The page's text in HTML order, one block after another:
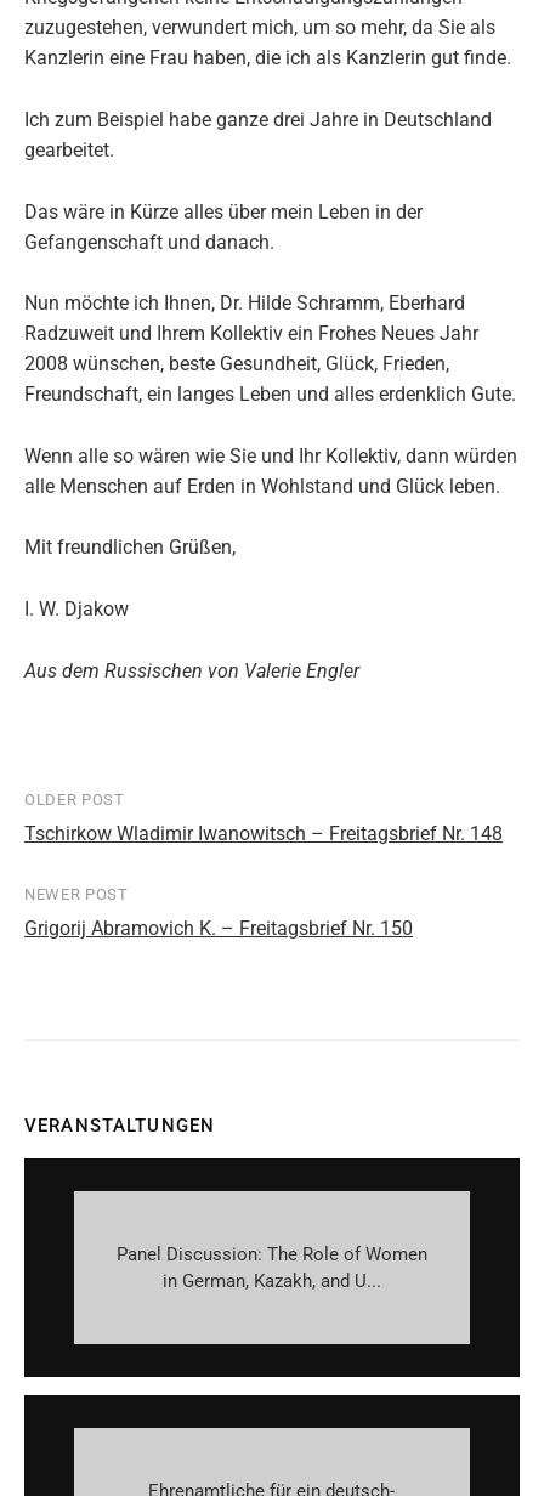
zuzugestehen, verwundert mich, um so mehr, da Sie als
Kanzlerin eine Frau haben, die ich als Kanzlerin gut finde.
Ich zum Beispiel habe ganze drei Jahre in Deutschland
gearbeitet.
Das wäre in Kürze alles über mein Leben in der
Gefangenschaft und danach.
Nun möchte ich Ihnen, Dr. Hilde Schramm, Eberhard
Radzuweit und Ihrem Kollektiv ein Frohes Neues Jahr
2008 wünschen, beste Gesundheit, Glück, Frieden,
Freundschaft, ein langes Leben und alles erdenklich Gute.
Wenn alle so wären wie Sie und Ihr Kollektiv, dann würden
alle Menschen auf Erden in Wohlstand und Glück leben.
Mit freundlichen Grüßen,
I. W. Djakow
Aus dem Russischen von Valerie Engler
Post
navigation
OLDER POST
Tschirkow Wladimir Iwanowitsch – Freitagsbrief Nr. 148
NEWER POST
Grigorij Abramovich K. – Freitagsbrief Nr. 150
VERANSTALTUNGEN
Panel Discussion: The Role of Women
in German, Kazakh, and U...
Ehrenamtliche für ein deutsch-